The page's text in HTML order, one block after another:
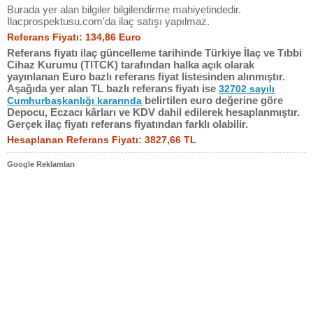
Burada yer alan bilgiler bilgilendirme mahiyetindedir.
Ilacprospektusu.com'da ilaç satışı yapılmaz.
Referans Fiyatı: 134,86 Euro
Referans fiyatı ilaç güncelleme tarihinde Türkiye İlaç ve Tıbbi
Cihaz Kurumu (TITCK) tarafından halka açık olarak
yayınlanan Euro bazlı referans fiyat listesinden alınmıştır.
Aşağıda yer alan TL bazlı referans fiyatı ise 32702 sayılı
Cumhurbaşkanlığı kararında belirtilen euro değerine göre
Depocu, Eczacı kârları ve KDV dahil edilerek hesaplanmıştır.
Gerçek ilaç fiyatı referans fiyatından farklı olabilir.
Hesaplanan Referans Fiyatı: 3827,66 TL
Google Reklamları